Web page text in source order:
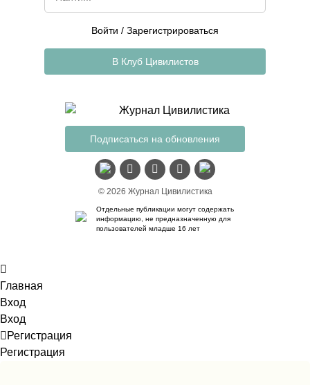
Подписаться на обновления
© 2026 Журнал Цивилистика
Отдельные публикации могут содержать
информацию, не предназначенную для
пользователей младше 16 лет
Войти / Зарегистрироваться
В Клуб Цивилистов
Главная
Вход
Вход
Регистрация
Регистрация